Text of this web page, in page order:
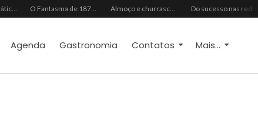
Do vaidoso ao prático: veja lista com ideias de presentes Avon para cada perfil de pai O Fantasma de 1877 e o Alerta de 2027: O Reciprocidalismo Como Escudo Contra o Novo El NiñoPh.D. Nizomar Falcão Almoço e churrasco de Dia dos Pais impulsionam vendas no varejo alimentar Do sucesso nas redes sociais à revelação no cenário musical, Beniicio Abraão lança “Me Perdeu”
Agenda Gastronomia Contatos Mais...